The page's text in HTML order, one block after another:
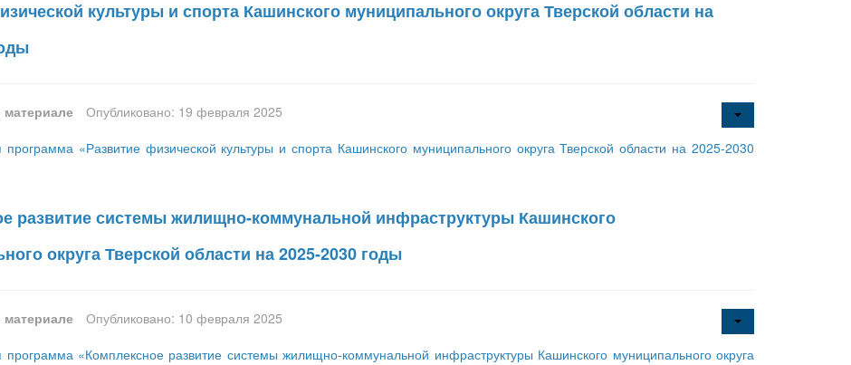
культуры и спорта Кашинского муниципального округа Тверской области на
Опубликовано: 19 февраля 2025
«Развитие физической культуры и спорта Кашинского муниципального округа Тверской области на 2025-2030
развитие системы жилищно-коммунальной инфраструктуры Кашинского
округа Тверской области на 2025-2030 годы
Опубликовано: 10 февраля 2025
«Комплексное развитие системы жилищно-коммунальной инфраструктуры Кашинского муниципального округа